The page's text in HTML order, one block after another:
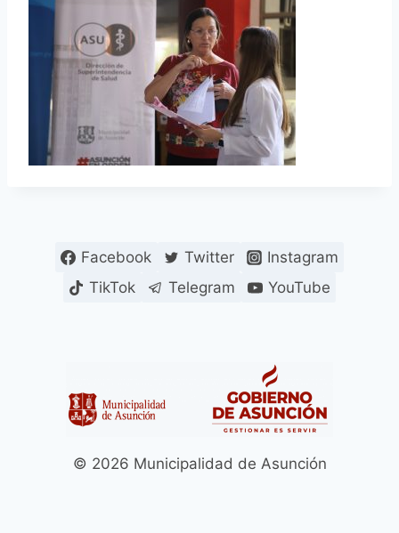
Facebook Twitter
Instagram
TikTok
Telegram YouTube
© 2026 Municipalidad de Asunción